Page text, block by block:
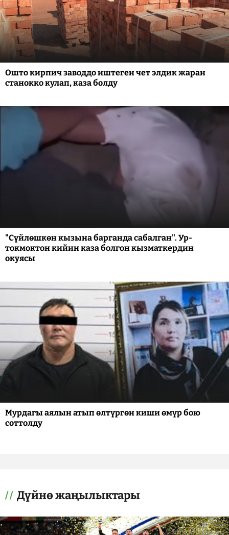
Ошто кирпич заводдо иштеген чет элдик жаран
станокко кулап, каза болду
"Сүйлөшкөн кызына барганда сабалган". Ур-
токмоктон кийин каза болгон кызматкердин
окуясы
Мурдагы аялын атып өлтүргөн киши өмүр бою
соттолду
Дүйнө жаңылыктары